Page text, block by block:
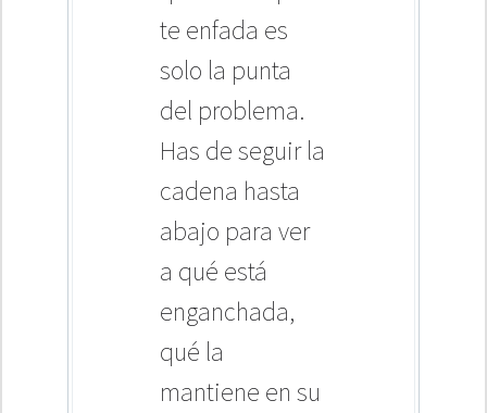
te enfada es
solo la punta
del problema.
Has de seguir la
cadena hasta
abajo para ver
a qué está
enganchada,
qué la
mantiene en su